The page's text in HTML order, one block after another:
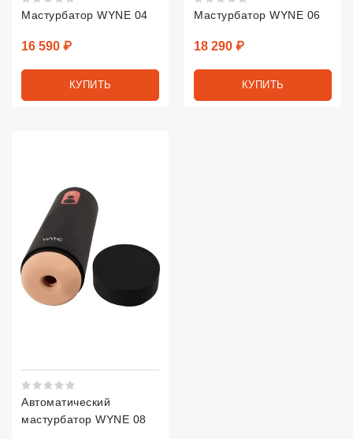
Мастурбатор WYNE 04
Цена
16 590 ₽
КУПИТЬ
Мастурбатор WYNE 06
Цена
18 290 ₽
КУПИТЬ
Автоматический
мастурбатор WYNE 08